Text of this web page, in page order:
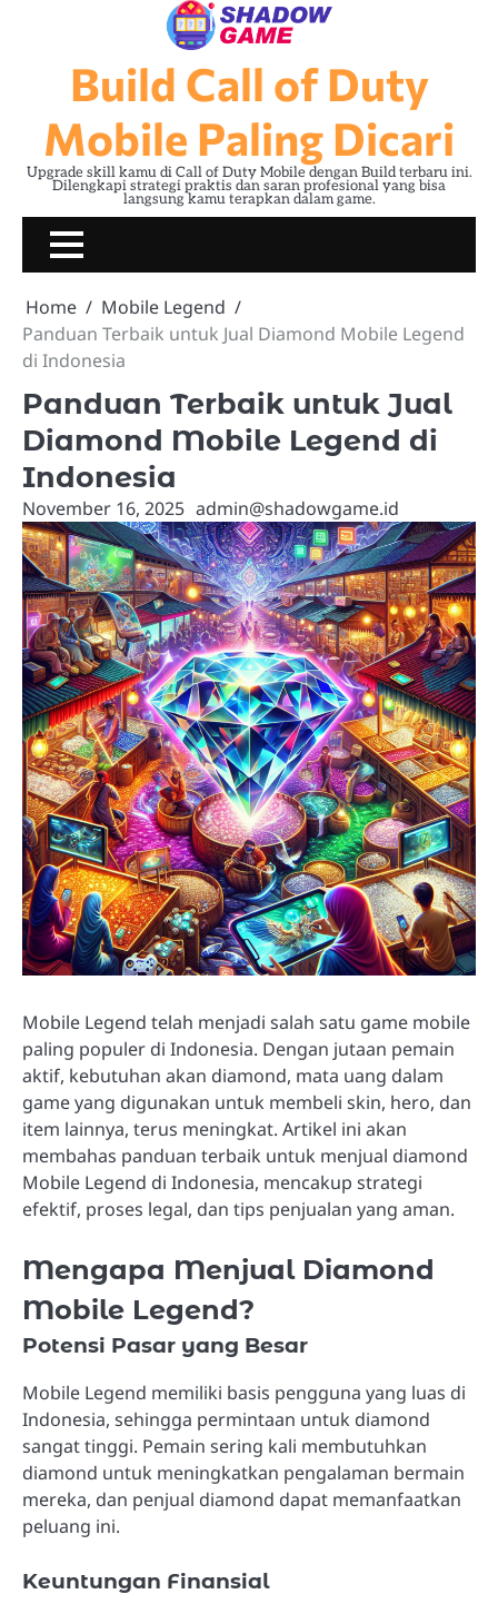
Build Call of Duty
Mobile Paling Dicari
Upgrade skill kamu di Call of Duty Mobile dengan Build terbaru ini.
Dilengkapi strategi praktis dan saran profesional yang bisa
langsung kamu terapkan dalam game.
Home
Mobile Legend
Panduan Terbaik untuk Jual Diamond Mobile Legend
di Indonesia
Panduan Terbaik untuk Jual
Diamond Mobile Legend di
Indonesia
November 16, 2025 admin@shadowgame.id
Mobile Legend telah menjadi salah satu game mobile
paling populer di Indonesia. Dengan jutaan pemain
aktif, kebutuhan akan diamond, mata uang dalam
game yang digunakan untuk membeli skin, hero, dan
item lainnya, terus meningkat. Artikel ini akan
membahas panduan terbaik untuk menjual diamond
Mobile Legend di Indonesia, mencakup strategi
efektif, proses legal, dan tips penjualan yang aman.
Mengapa Menjual Diamond
Mobile Legend?
Potensi Pasar yang Besar
Mobile Legend memiliki basis pengguna yang luas di
Indonesia, sehingga permintaan untuk diamond
sangat tinggi. Pemain sering kali membutuhkan
diamond untuk meningkatkan pengalaman bermain
mereka, dan penjual diamond dapat memanfaatkan
peluang ini.
Keuntungan Finansial